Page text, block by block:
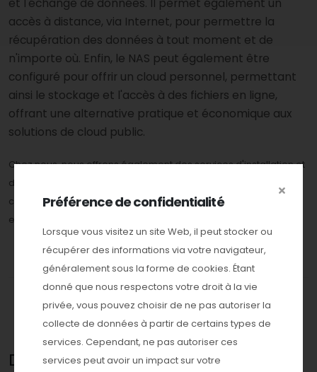
et l'échange de données. Il permet également un
accès à distance, via Internet, pour permettre la
récupération des données à tout moment et de
n'importe où. Enfin, le NAS peut également être
configuré pour offrir un cloud personnel, permettant
ainsi le stockage et l'accès à des fichiers en ligne,
offrant une alternative pratique et économique aux
solutions de cloud public.
Chez nous, nous offrons également des services d'installation et
de maintenance pour les serveurs NAS, garantissant ainsi une
configuration optimale et une utilisation sans souci de cet outil
essentiel de stockage de données.
Disque dur pourNAS
Préférence de confidentialité
Lorsque vous visitez un site Web, il peut stocker ou
récupérer des informations via votre navigateur,
généralement sous la forme de cookies. Étant
donné que nous respectons votre droit à la vie
privée, vous pouvez choisir de ne pas autoriser la
collecte de données à partir de certains types de
services. Cependant, ne pas autoriser ces
services peut avoir un impact sur votre